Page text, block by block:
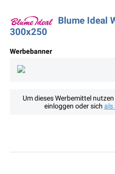
Blume Ideal
300x250
Werbebanner
Um dieses Werbemittel
einloggen oder sich als